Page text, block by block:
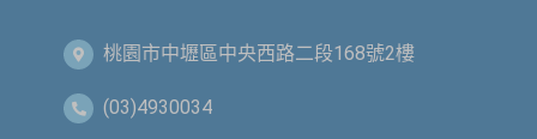
桃園市中壢區中央西路二段168號2樓
(03)4930034